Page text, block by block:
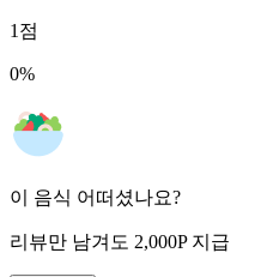
1 점
0%
이 음식 어떠셨나요?
리뷰만 남겨도 2,000P 지급